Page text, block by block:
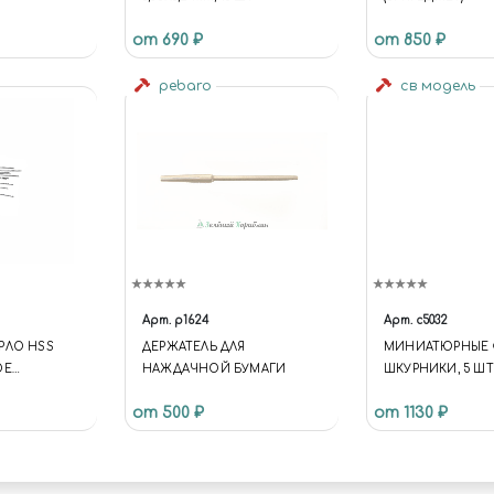
= 'S1';
=
UNIVER
1
VIEW-
TEXT {
.WIDGET.C-
от 690 ₽ от 850 ₽
HSS
pebaro
Арт. p1624
ДЕРЖАТЕЛЬ ДЛЯ
НАЖДАЧНОЙ БУМАГИ
от 500 ₽
св модель
Арт. c5032
МИНИАТЮРНЫЕ
ШКУРНИКИ, 5
от 1130 ₽